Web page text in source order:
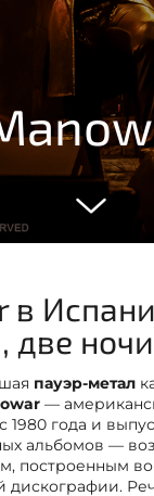
в
две
пауэр-метал
—
1980 года и
альбомов —
построенным
дискографии.